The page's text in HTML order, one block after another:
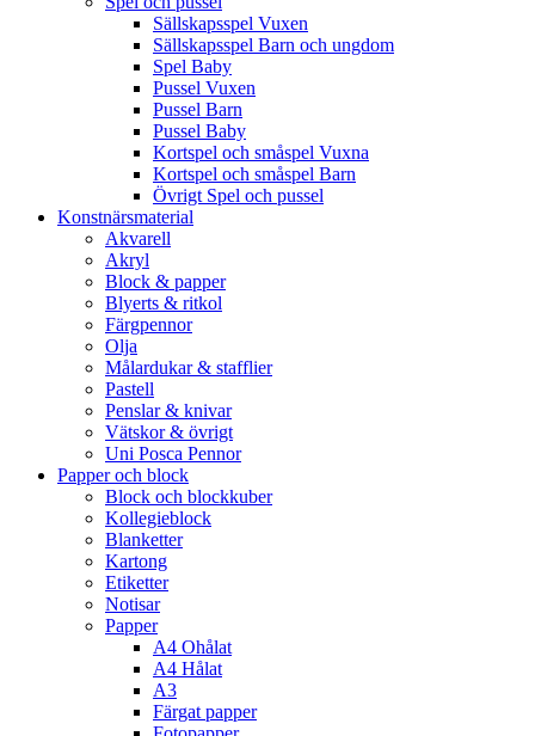
Sällskapsspel Vuxen
Sällskapsspel Barn och ungdom
Spel Baby
Pussel Vuxen
Pussel Barn
Pussel Baby
Kortspel och småspel Vuxna
Kortspel och småspel Barn
Övrigt Spel och pussel
Konstnärsmaterial
Akvarell
Akryl
Block & papper
Blyerts & ritkol
Färgpennor
Olja
Målardukar & stafflier
Pastell
Penslar & knivar
Vätskor & övrigt
Uni Posca Pennor
Papper och block
Block och blockkuber
Kollegieblock
Blanketter
Kartong
Etiketter
Notisar
Papper
A4 Ohålat
A4 Hålat
A3
Färgat papper